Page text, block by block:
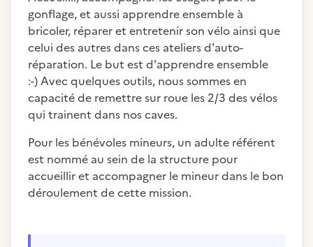
gonflage, et aussi apprendre ensemble à
bricoler, réparer et entretenir son vélo ainsi que
celui des autres dans ces ateliers d'auto-
réparation. Le but est d'apprendre ensemble
:-) Avec quelques outils, nous sommes en
capacité de remettre sur roue les 2/3 des vélos
qui trainent dans nos caves.
Pour les bénévoles mineurs, un adulte référent
est nommé au sein de la structure pour
accueillir et accompagner le mineur dans le bon
déroulement de cette mission.